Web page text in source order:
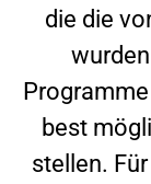
die die
best
stellen.